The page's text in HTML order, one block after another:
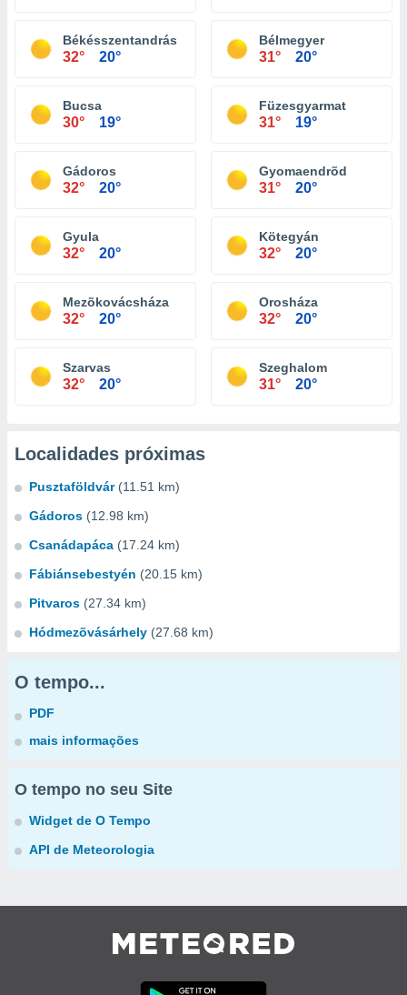
Békésszentandrás
32° 20°
Bélmegyer
31° 20°
Bucsa
30° 19°
Füzesgyarmat
31° 19°
Gádoros
32° 20°
Gyomaendrõd
31° 20°
Gyula
32° 20°
Kötegyán
32° 20°
Mezõkovácsháza
32° 20°
Orosháza
32° 20°
Szarvas
32° 20°
Szeghalom
31° 20°
Localidades próximas
Pusztaföldvár (11.51 km)
Gádoros (12.98 km)
Csanádapáca (17.24 km)
Fábiánsebestyén (20.15 km)
Pitvaros (27.34 km)
Hódmezõvásárhely (27.68 km)
O tempo...
PDF
mais informações
O tempo no seu Site
Widget de O Tempo
API de Meteorologia